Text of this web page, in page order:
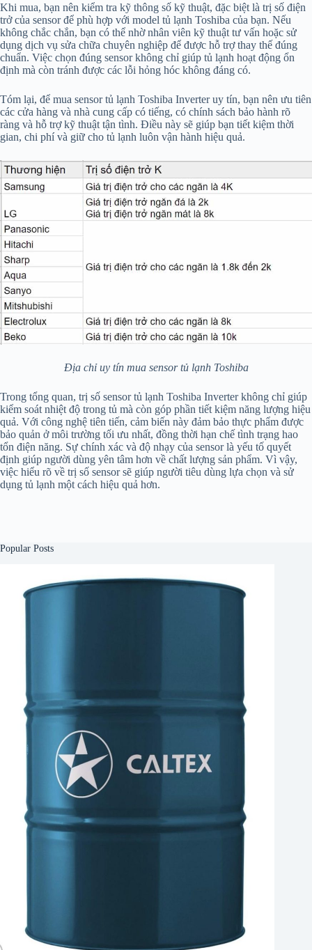
Khi mua, bạn nên kiểm tra kỹ thông số kỹ thuật, đặc biệt là trị số điện
trở của sensor để phù hợp với model tủ lạnh Toshiba của bạn. Nếu
không chắc chắn, bạn có thể nhờ nhân viên kỹ thuật tư vấn hoặc sử
dụng dịch vụ sửa chữa chuyên nghiệp để được hỗ trợ thay thế đúng
chuẩn. Việc chọn đúng sensor không chỉ giúp tủ lạnh hoạt động ổn
định mà còn tránh được các lỗi hỏng hóc không đáng có.
Tóm lại, để mua sensor tủ lạnh Toshiba Inverter uy tín, bạn nên ưu tiên
các cửa hàng và nhà cung cấp có tiếng, có chính sách bảo hành rõ
ràng và hỗ trợ kỹ thuật tận tình. Điều này sẽ giúp bạn tiết kiệm thời
gian, chi phí và giữ cho tủ lạnh luôn vận hành hiệu quả.
Địa chỉ uy tín mua sensor tủ lạnh Toshiba
Trong tổng quan, trị số sensor tủ lạnh Toshiba Inverter không chỉ giúp
kiểm soát nhiệt độ trong tủ mà còn góp phần tiết kiệm năng lượng hiệu
quả. Với công nghệ tiên tiến, cảm biến này đảm bảo thực phẩm được
bảo quản ở môi trường tối ưu nhất, đồng thời hạn chế tình trạng hao
tổn điện năng. Sự chính xác và độ nhạy của sensor là yếu tố quyết
định giúp người dùng yên tâm hơn về chất lượng sản phẩm. Vì vậy,
việc hiểu rõ về trị số sensor sẽ giúp người tiêu dùng lựa chọn và sử
dụng tủ lạnh một cách hiệu quả hơn.
Popular Posts